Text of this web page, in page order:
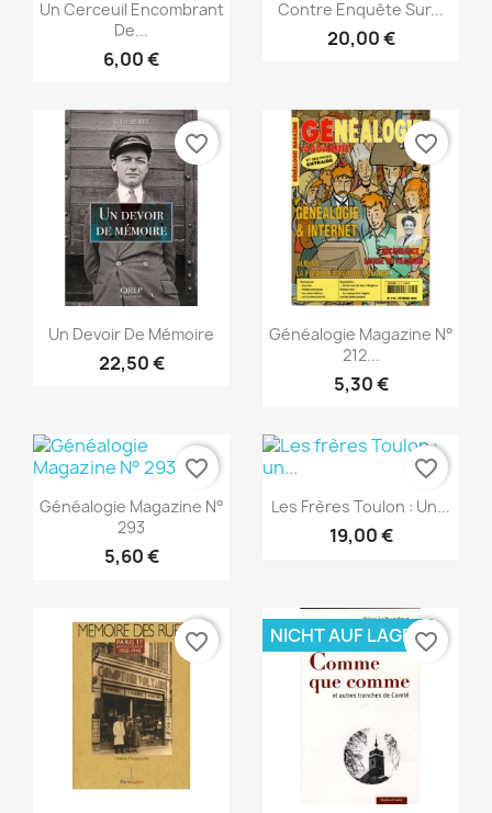
Un Cerceuil Encombrant
De...
6,00 €
Contre Enquête Sur...
20,00 €
Vorschau
Un Devoir De Mémoire
22,50 €
favorite_border
Vorschau
Généalogie Magazine N°
212...
5,30 €
favorite_border
Vorschau
Généalogie Magazine N°
293
5,60 €
favorite_border
Vorschau
Les Frères Toulon : Un...
19,00 €
favorite_border
favorite_border NICHT AUF LAGERfavorite_border